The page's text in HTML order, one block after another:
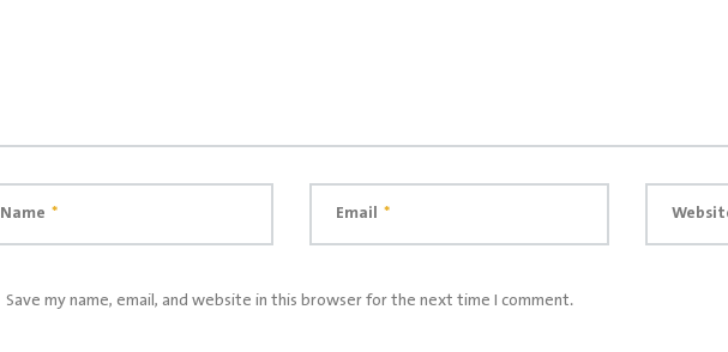
Name * Email *
Save my name, email, and website in this browser for the next time I comment.